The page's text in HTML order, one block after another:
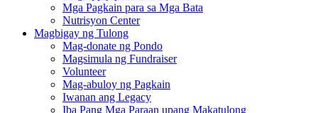
Mga Pagkain para sa Mga Bata
Nutrisyon Center
Magbigay ng Tulong
Mag-donate ng Pondo
Magsimula ng Fundraiser
Volunteer
Mag-abuloy ng Pagkain
Iwanan ang Legacy
Iba Pang Mga Paraan upang Makatulong